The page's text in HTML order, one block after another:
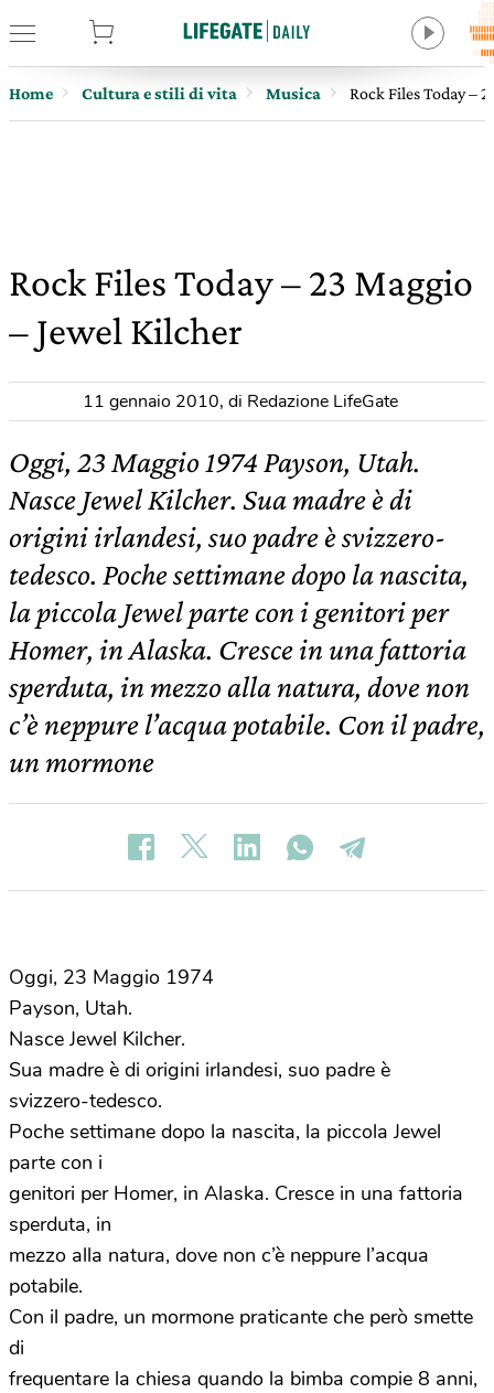
Home Cultura e stili di vita Musica Rock Files Today –
Rock Files Today – 23 Maggio
– Jewel Kilcher
11 gennaio 2010, di Redazione LifeGate
Oggi, 23 Maggio 1974 Payson, Utah.
Nasce Jewel Kilcher. Sua madre è di
origini irlandesi, suo padre è svizzero-
tedesco. Poche settimane dopo la nascita,
la piccola Jewel parte con i genitori per
Homer, in Alaska. Cresce in una fattoria
sperduta, in mezzo alla natura, dove non
c’è neppure l’acqua potabile. Con il padre,
un mormone
Oggi, 23 Maggio 1974
Payson, Utah.
Nasce Jewel Kilcher.
Sua madre è di origini irlandesi, suo padre è
svizzero-tedesco.
Poche settimane dopo la nascita, la piccola Jewel
parte con i
genitori per Homer, in Alaska. Cresce in una fattoria
sperduta, in
mezzo alla natura, dove non c’è neppure l’acqua
potabile.
Con il padre, un mormone praticante che però smette
di
frequentare la chiesa quando la bimba compie 8 anni,